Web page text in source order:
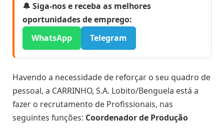
🔔 Siga-nos e receba as melhores
oportunidades de emprego:
WhatsApp
Telegram
Havendo a necessidade de reforçar o seu quadro de
pessoal, a CARRINHO, S.A. Lobito/Benguela está a
fazer o recrutamento de Profissionais, nas
seguintes funções: Coordenador de Produção